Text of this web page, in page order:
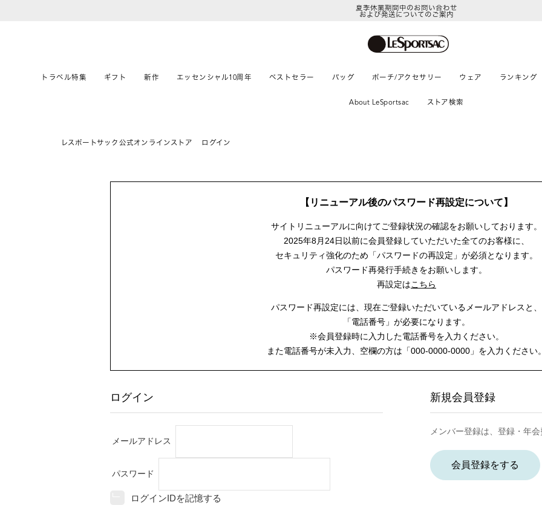
夏季休業期間中のお問い合わせ
および発送についてのご案内
トラベル特集 ギフト 新作 エッセンシャル10周年 ベストセラー バッグ ポーチ/アクセサリー ウェア ランキング
About LeSportsac ストア検索
レスポートサック公式オンラインストア ログイン
【リニューアル後のパスワード再設定について】
サイトリニューアルに向けてご登録状況の確認をお願いしております。
2025年8月24日以前に会員登録していただいた全てのお客様に、
セキュリティ強化のため「パスワードの再設定」が必須となります。
パスワード再発行手続きをお願いします。
再設定はこちら
パスワード再設定には、 現在ご登録いただいているメールアドレスと、
「電話番号」が必要になります。
※会員登録時に入力した電話番号を入力ください。
また電話番号が未入力、空欄の方は 「000-0000-0000」を入力ください。
ログイン
メールアドレス
パスワード
ログインIDを記憶する
新規会員登録
メンバー登録は、登録・年会
会員登録をする